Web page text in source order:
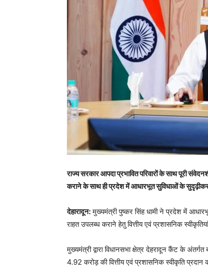
राज्य सरकार आपदा प्रभावित परिवारों के साथ पूरी
कराने के साथ ही प्रदेश में आधारभूत सुविधाओं के
देहारादून:मुख्यमंत्री पुष्कर सिंह धामी ने प्रदेश में
राहत उपलब्ध कराने हेतु वित्तीय एवं प्रशासनिक
मुख्यमंत्री द्वारा विधानसभा क्षेत्र देहरादून कैंट के
4.92 करोड़ की वित्तीय एवं प्रशासनिक स्वीकृति प्रदान